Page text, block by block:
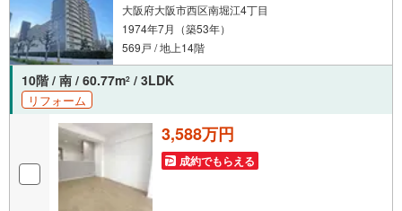
大阪府大阪市西区南堀江4丁目
1974年7月（築53年）
569戸 / 地上14階
10階 / 南 / 60.77m2 / 3LDK
リフォーム
3,588万円
成約でもらえる